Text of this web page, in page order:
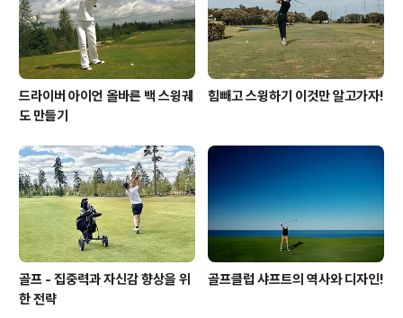
드라이버 아이언 올바른 백 스윙궤
도 만들기
힘빼고 스윙하기 이것만 알고가자!
골프 - 집중력과 자신감 향상을 위
한 전략
골프클럽 샤프트의 역사와 디자인!